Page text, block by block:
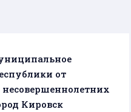
от
Кировск